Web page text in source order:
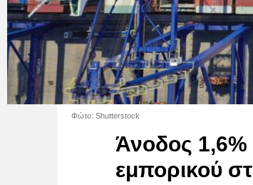
Φώτο: Shutterstock
Άνοδος 1,6%
εμπορικού